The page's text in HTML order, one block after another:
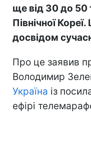
ще від 30 до 50
Північної
досвідом
Про це заявив
Володимир
Україна із
ефірі